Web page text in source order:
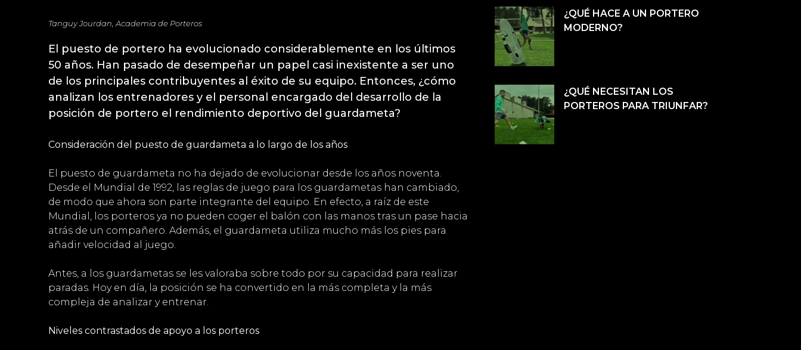
Tanguy Jourdan, Academia de Porteros
El puesto de portero ha evolucionado considerablemente en los últimos
50 años. Han pasado de desempeñar un papel casi inexistente a ser uno
de los principales contribuyentes al éxito de su equipo. Entonces, ¿cómo
analizan los entrenadores y el personal encargado del desarrollo de la
posición de portero el rendimiento deportivo del guardameta?
Consideración del puesto de guardameta a lo largo de los años
El puesto de guardameta no ha dejado de evolucionar desde los años noventa.
Desde el Mundial de 1992, las reglas de juego para los guardametas han cambiado,
de modo que ahora son parte integrante del equipo. En efecto, a raíz de este
Mundial, los porteros ya no pueden coger el balón con las manos tras un pase hacia
atrás de un compañero. Además, el guardameta utiliza mucho más los pies para
añadir velocidad al juego.
Antes, a los guardametas se les valoraba sobre todo por su capacidad para realizar
paradas. Hoy en día, la posición se ha convertido en la más completa y la más
compleja de analizar y entrenar.
Niveles contrastados de apoyo a los porteros
¿QUÉ HACE A UN PORTERO
MODERNO?
¿QUÉ NECESITAN LOS
PORTEROS PARA TRIUNFAR?